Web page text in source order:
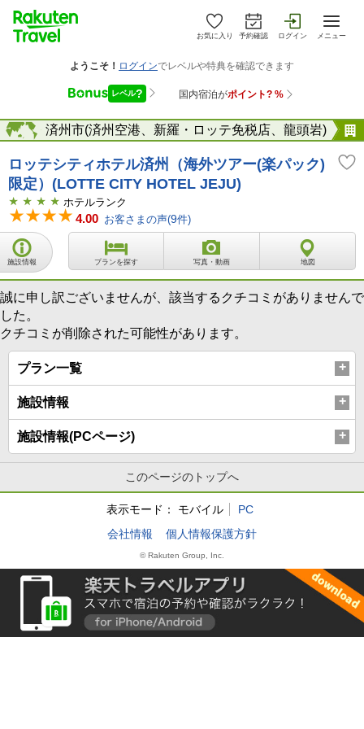
お気に入り 予約確認 ログイン メニュー
） 済州市(済州空港、新羅・ロッテ免税店、龍頭岩)
海外
ロッテシティホテル済州（海外ツアー(楽パック)
限定）(LOTTE CITY HOTEL JEJU)
ホテルランク
4.00 お客さまの声(9件)
施設情報 プランを探す 写真・動画 地図
誠に申し訳ございませんが、該当するクチコミがありませんで
した。
クチコミが削除された可能性があります。
プラン一覧
施設情報
施設情報(PCページ)
このページのトップへ
表示モード： モバイル
PC
会社情報
個人情報保護方針
© Rakuten Group, Inc.